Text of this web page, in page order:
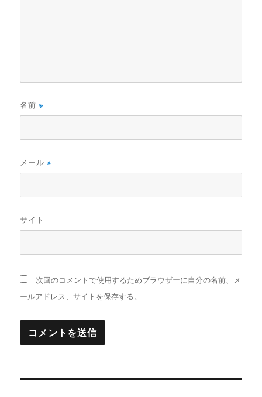
名前※
メール※
サイト
次回のコメントで使用するためブラウザーに自分の名前、メ
ールアドレス、サイトを保存する。